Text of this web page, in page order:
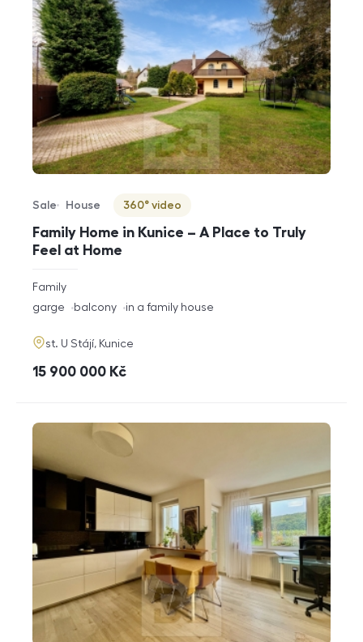
Family Home in Kunice – A Place to Truly
Feel at Home
Offer type
Sale
Property type
House
Virtuální prohlídka
360° video
rozměry
disposition
Family
funkce
garge balcony in a family house
adresa
st. U Stájí, Kunice
cena
15 900 000 Kč